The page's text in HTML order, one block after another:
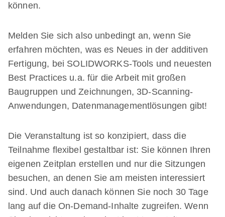
können.
Melden Sie sich also unbedingt an, wenn Sie
erfahren möchten, was es Neues in der additiven
Fertigung, bei SOLIDWORKS-Tools und neuesten
Best Practices u.a. für die Arbeit mit großen
Baugruppen und Zeichnungen, 3D-Scanning-
Anwendungen, Datenmanagementlösungen gibt!
Die Veranstaltung ist so konzipiert, dass die
Teilnahme flexibel gestaltbar ist: Sie können Ihren
eigenen Zeitplan erstellen und nur die Sitzungen
besuchen, an denen Sie am meisten interessiert
sind. Und auch danach können Sie noch 30 Tage
lang auf die On-Demand-Inhalte zugreifen. Wenn